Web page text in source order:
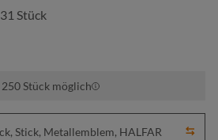
Stück
Stück möglich
Stick, Metallemblem, HALFAR